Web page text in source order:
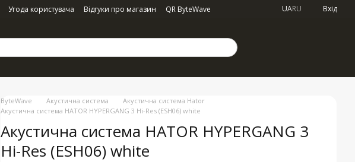
Угода користувача Відгуки про магазин QR ByteWave UARU Вхід
ByteWave Акустична система
Акустична система Hator
Акустична система HATOR HYPERGANG 3 Hi-Res (ESH06) white
Акустична система HATOR HYPERGANG 3
Hi-Res (ESH06) white